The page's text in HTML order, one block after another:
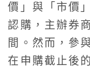
價」與「市價
認購，主辦券
間。然而，參
在申購截止後